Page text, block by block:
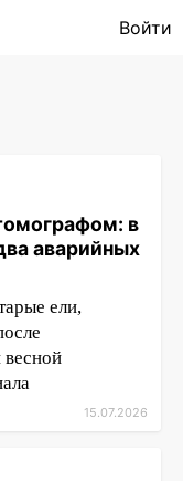
Войти
в
аварийных
ели,
весной
15.07.2026